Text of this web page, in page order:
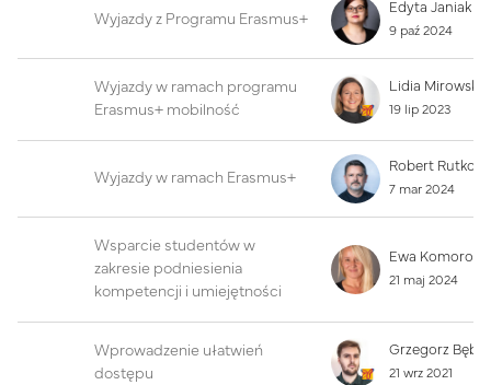
Wyjazdy z Programu Erasmus+
Edyta Janiak
9 paź 2024
Wyjazdy w ramach programu
Erasmus+ mobilność
19 lip 2023
Wyjazdy w ramach Erasmus+
7 mar 2024
Wsparcie studentów w
zakresie podniesienia
kompetencji i umiejętności
21 maj 2024
Wprowadzenie ułatwień
dostępu
21 wrz 2021